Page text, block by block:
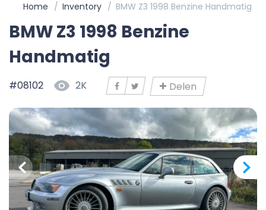
Home Inventory BMW Z3 1998 Benzine Handmatig
BMW Z3 1998 Benzine
Handmatig
#08102 2K Delen